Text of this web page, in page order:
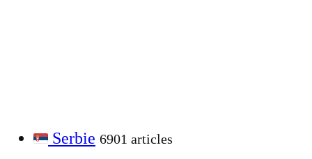
Serbie 6901 articles